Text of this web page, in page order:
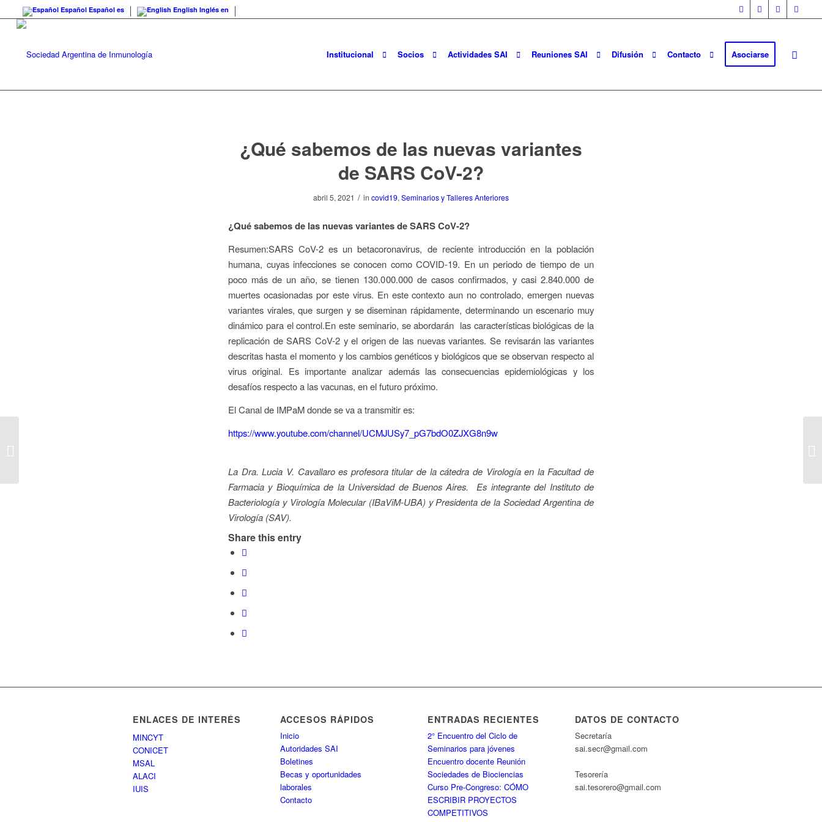
Español Español es English Inglés en
Institucional Socios Actividades SAI Reuniones SAI Difusión Contacto Asociarse
¿Qué sabemos de las nuevas variantes
de SARS CoV-2?
abril 5, 2021 / in covid19, Seminarios y Talleres Anteriores
¿Qué sabemos de las nuevas variantes de SARS CoV-2?
Resumen:SARS CoV-2 es un betacoronavirus, de reciente introducción en la población
humana, cuyas infecciones se conocen como COVID-19. En un periodo de tiempo de un
poco más de un año, se tienen 130.000.000 de casos confirmados, y casi 2.840.000 de
muertes ocasionadas por este virus. En este contexto aun no controlado, emergen nuevas
variantes virales, que surgen y se diseminan rápidamente, determinando un escenario muy
dinámico para el control.En este seminario, se abordarán las características biológicas de la
replicación de SARS CoV-2 y el origen de las nuevas variantes. Se revisarán las variantes
descritas hasta el momento y los cambios genéticos y biológicos que se observan respecto al
virus original. Es importante analizar además las consecuencias epidemiológicas y los
desafíos respecto a las vacunas, en el futuro próximo.
El Canal de IMPaM donde se va a transmitir es:
https://www.youtube.com/channel/UCMJUSy7_pG7bdO0ZJXG8n9w
La Dra. Lucia V. Cavallaro es profesora titular de la cátedra de Virología en la Facultad de
Farmacia y Bioquímica de la Universidad de Buenos Aires. Es integrante del Instituto de
Bacteriología y Virología Molecular (IBaViM-UBA) y Presidenta de la Sociedad Argentina de
Virología (SAV).
Share this entry
ENLACES DE INTERÉS
MINCYT
CONICET
MSAL
ALACI
IUIS
ACCESOS RÁPIDOS
Inicio
Autoridades SAI
Boletines
Becas y oportunidades
laborales
Contacto
ENTRADAS RECIENTES
2° Encuentro del Ciclo de
Seminarios para jóvenes
Encuentro docente Reunión
Sociedades de Biociencias
Curso Pre-Congreso: CÓMO
ESCRIBIR PROYECTOS
COMPETITIVOS
DATOS DE CONTACTO
Secretaría
sai.secr@gmail.com
Tesorería
sai.tesorero@gmail.com